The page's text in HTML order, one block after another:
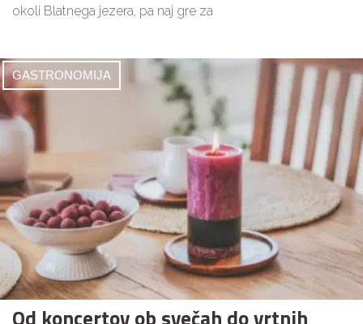
okoli Blatnega jezera, pa naj gre za
GASTRONOMIJA